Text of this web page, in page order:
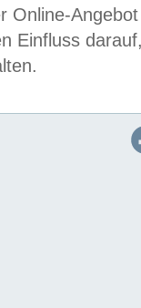
Online-
Einfluss